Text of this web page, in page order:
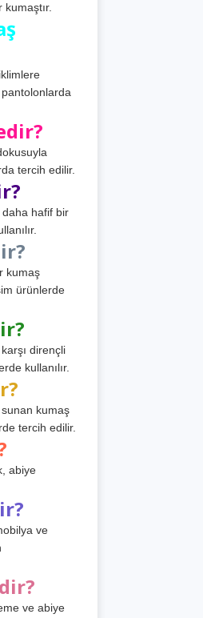
tercih edilir.
hafif bir
kumaş
ürünlerde
dirençli
kullanılır.
kumaş
tercih edilir.
abiye
ve
ve abiye